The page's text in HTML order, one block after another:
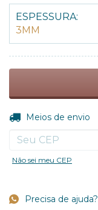
ESPESSURA:
3MM
Entregas para o CEP:
Meios de envio
Não sei meu CEP
Precisa de ajuda?